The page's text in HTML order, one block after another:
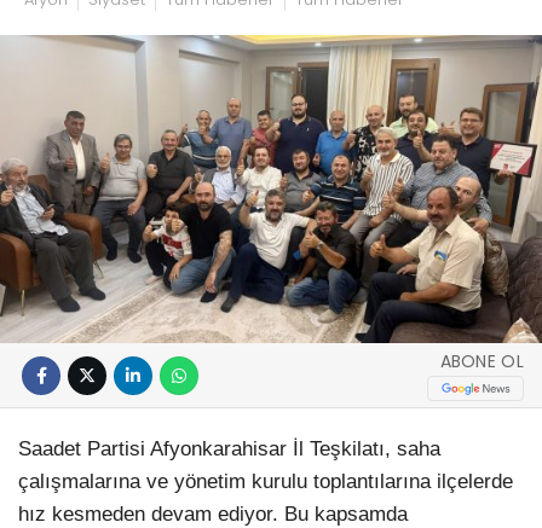
ABONE OL
Saadet Partisi Afyonkarahisar İl Teşkilatı, saha
çalışmalarına ve yönetim kurulu toplantılarına ilçelerde
hız kesmeden devam ediyor. Bu kapsamda